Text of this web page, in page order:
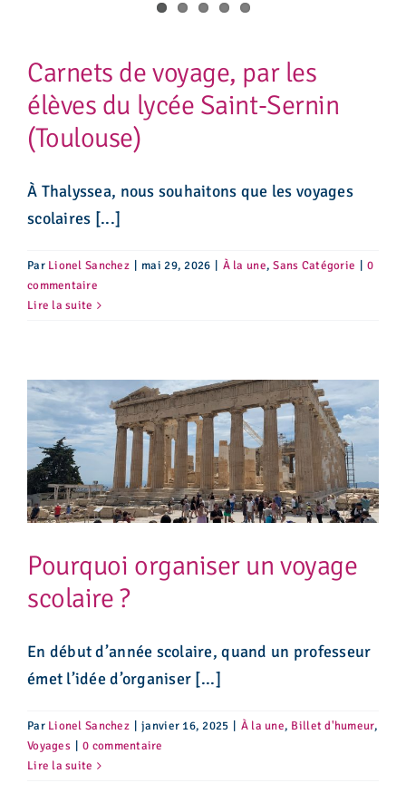
Carnets de voyage, par les
élèves du lycée Saint-Sernin
(Toulouse)
À Thalyssea, nous souhaitons que les voyages
scolaires [...]
Par Lionel Sanchez mai 29, 2026 À la une,Sans Catégorie
0
commentaire
Lire la suite
Pourquoi organiser un voyage
scolaire ?
En début d’année scolaire, quand un professeur
émet l’idée d’organiser [...]
Par Lionel Sanchez janvier 16, 2025 À la une, Billet d'humeur,
Voyages
0 commentaire
Lire la suite